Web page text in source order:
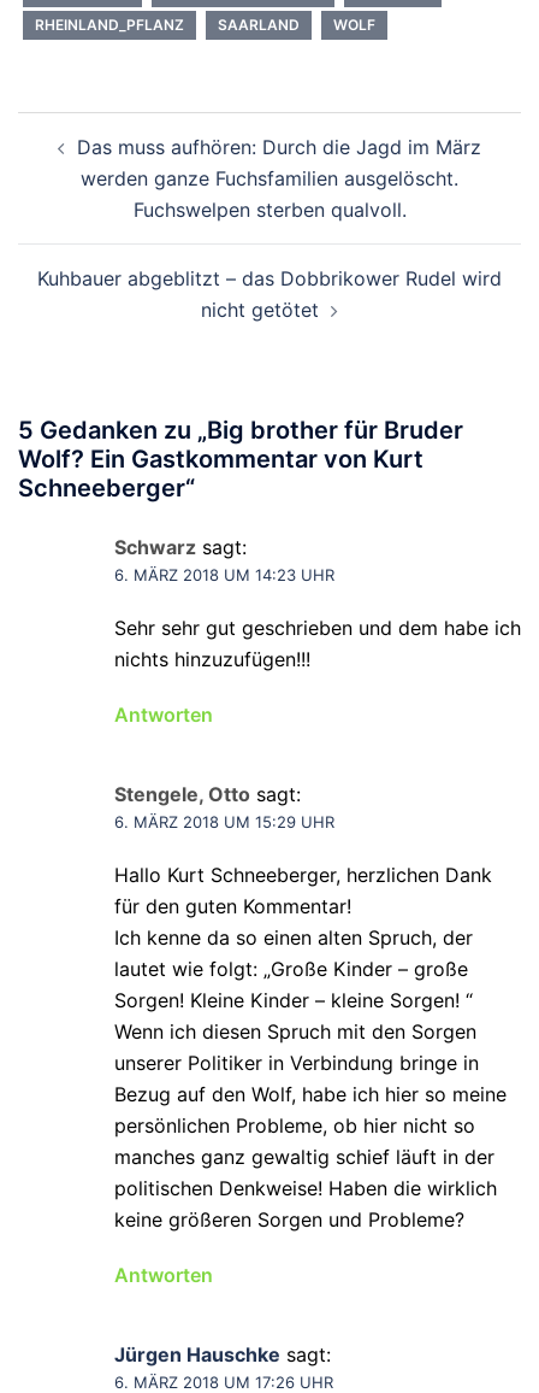
RHEINLAND_PFLANZ
SAARLAND WOLF
Das muss aufhören: Durch die Jagd im März
werden ganze Fuchsfamilien ausgelöscht.
Fuchswelpen sterben qualvoll.
Kuhbauer abgeblitzt – das Dobbrikower Rudel wird
nicht getötet
5 Gedanken zu „Big brother für Bruder
Wolf? Ein Gastkommentar von Kurt
Schneeberger“
Schwarz sagt:
6. MÄRZ 2018 UM 14:23 UHR
Sehr sehr gut geschrieben und dem habe ich
nichts hinzuzufügen!!!
Antworten
Stengele, Otto sagt:
6. MÄRZ 2018 UM 15:29 UHR
Hallo Kurt Schneeberger, herzlichen Dank
für den guten Kommentar!
Ich kenne da so einen alten Spruch, der
lautet wie folgt: „Große Kinder – große
Sorgen! Kleine Kinder – kleine Sorgen! “
Wenn ich diesen Spruch mit den Sorgen
unserer Politiker in Verbindung bringe in
Bezug auf den Wolf, habe ich hier so meine
persönlichen Probleme, ob hier nicht so
manches ganz gewaltig schief läuft in der
politischen Denkweise! Haben die wirklich
keine größeren Sorgen und Probleme?
Antworten
Jürgen Hauschke sagt:
6. MÄRZ 2018 UM 17:26 UHR